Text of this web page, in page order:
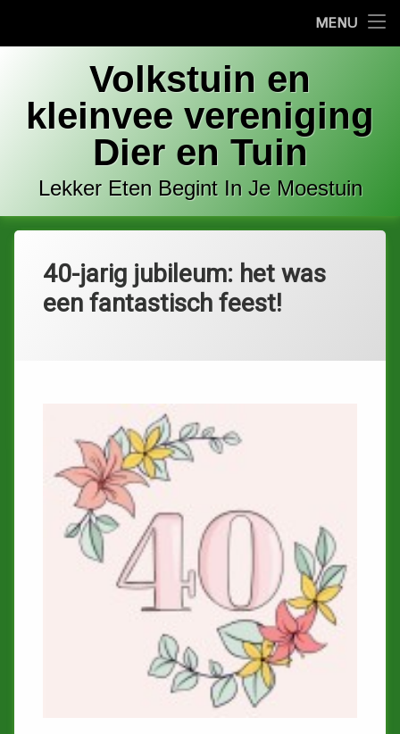
MENU
Bestuur
Contact
Commissies
Tuin / kavel te huur
inhoud
Volkstuin en
kleinvee vereniging
Dier en Tuin
Lekker Eten Begint In Je Moestuin
40-jarig jubileum: het was
een fantastisch feest!